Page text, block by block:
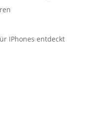
IPhones entdeckt